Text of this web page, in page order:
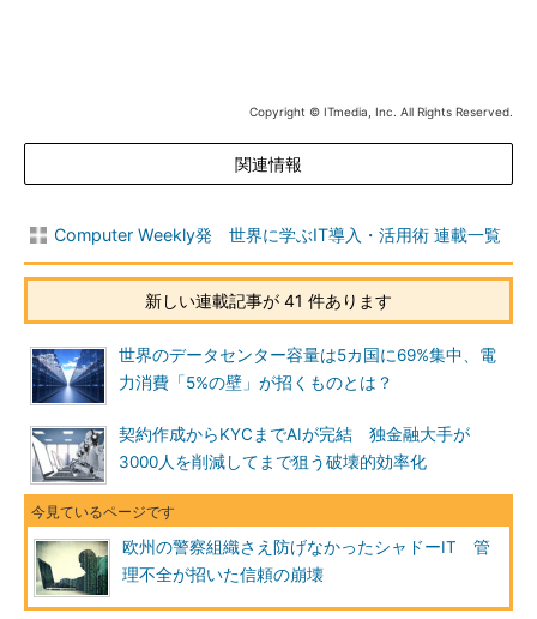
Copyright © ITmedia, Inc. All Rights Reserved.
関連情報
Computer Weekly発 世界に学ぶIT導入・活用術 連載一覧
新しい連載記事が 41 件あります
世界のデータセンター容量は5カ国に69%集中、電
力消費「5%の壁」が招くものとは？
契約作成からKYCまでAIが完結 独金融大手が
3000人を削減してまで狙う破壊的効率化
欧州の警察組織さえ防げなかったシャドーIT 管
理不全が招いた信頼の崩壊